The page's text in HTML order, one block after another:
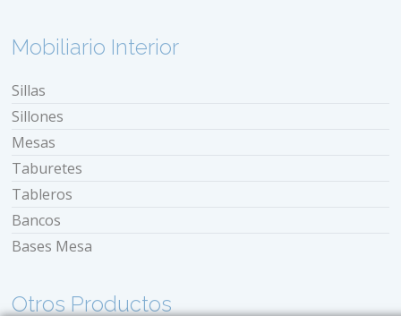
Mobiliario Interior
Sillas
Sillones
Mesas
Taburetes
Tableros
Bancos
Bases Mesa
Otros Productos